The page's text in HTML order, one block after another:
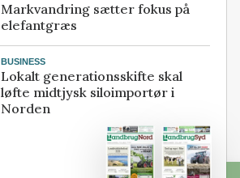
Markvandring sætter fokus på
elefantgræs
BUSINESS
Lokalt generationsskifte skal
løfte midtjysk siloimportør i
Norden